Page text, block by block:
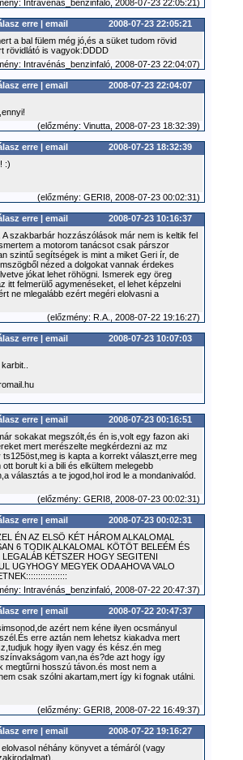
Intravénás_benzinfaló, 2008-07-23 22:05:21)
erre | email
2008-07-23 22:05:21
a bal fülem még jó,és a süket tudom rövid
rövidlátó is vagyok:DDDD
Intravénás_benzinfaló, 2008-07-23 22:04:07)
erre | email
2008-07-23 22:04:07
(előzmény: Vinutta, 2008-07-23 18:32:39)
erre | email
2008-07-23 18:32:39
:)
(előzmény: GERI8, 2008-07-23 00:02:31)
erre | email
2008-07-23 10:16:37
szakbarbár hozzászólások már nem is keltik fel
a motorom tanácsot csak párszor
szintű segítségek is mint a miket Geri ír, de
nézed a dolgokat vannak érdekes
jókat lehet röhögni. Ismerek egy öreg
itt felmerülő agymenéseket, el lehet képzelni
ne mlegalább ezért megéri elolvasni a
(előzmény: R.A., 2008-07-22 19:16:27)
erre | email
2008-07-23 10:07:03
erre | email
2008-07-23 00:16:51
sokakat megszólt,és én is,volt egy fazon aki
mert merészelte megkérdezni az mz
ts125öst,meg is kapta a korrekt választ,erre meg
borult ki a bili és elkültem melegebb
választás a te jogod,hol irod le a mondanivalód.
(előzmény: GERI8, 2008-07-23 00:02:31)
erre | email
2008-07-23 00:02:31
ÉN AZ ELSÖ KÉT HÁROM ALKALOMAL
6 TODIK ALKALOMAL KÖTÖT BELEÉM ÉS
KÉTSZER HOGY SEGITENI
UGYHOGY MEGYEK ODA AHOVA VALO
Intravénás_benzinfaló, 2008-07-22 20:47:37)
erre | email
2008-07-22 20:47:37
azért nem kéne ilyen ocsmányul
erre aztán nem lehetsz kiakadva mert
hogy ilyen vagy és kész.én meg
van,na és?de azt hogy így
megtűrni hosszú távon.és most nem a
csak szólni akartam,mert így ki fognak utálni.
(előzmény: GERI8, 2008-07-22 16:49:37)
erre | email
2008-07-22 19:16:27
néhány könyvet a témáról (vagy